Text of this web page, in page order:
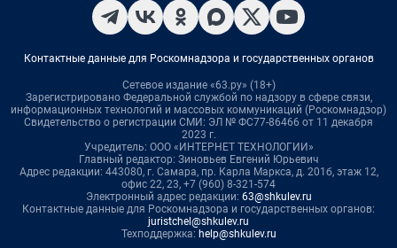
Контактные данные для Роскомнадзора и государственных органов
Сетевое издание «63.ру» (18+)
Зарегистрировано Федеральной службой по надзору в сфере связи,
информационных технологий и массовых коммуникаций (Роскомнадзор)
Свидетельство о регистрации СМИ: ЭЛ № ФС77-86466 от 11 декабря
2023 г.
Учредитель: ООО «ИНТЕРНЕТ ТЕХНОЛОГИИ»
Главный редактор: Зиновьев Евгений Юрьевич
Адрес редакции: 443080, г. Самара, пр. Карла Маркса, д. 201б, этаж 12,
офис 22, 23, +7 (960) 8-321-574
Электронный адрес редакции: 63@shkulev.ru
Контактные данные для Роскомнадзора и государственных органов:
juristchel@shkulev.ru
Техподдержка: help@shkulev.ru